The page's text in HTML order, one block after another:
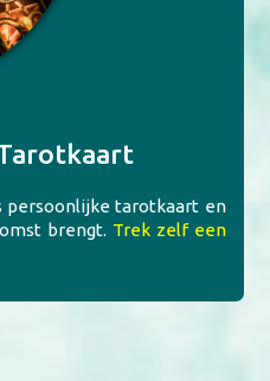
persoonlijke tarotkaart en
brengt. Trek zelf een